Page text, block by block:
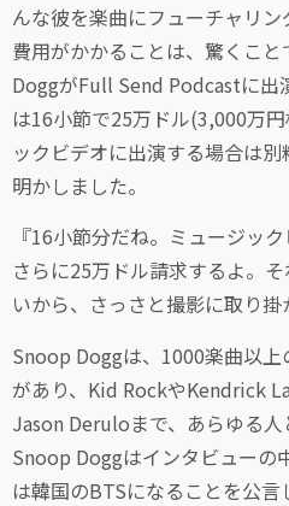
んな彼を楽曲にフューチャリ
費用がかかることは、驚くこ
DoggがFull Send Podcastに出
は16小節で25万ドル(3,000万
ックビデオに出演する場合は
明かしました。
『16小節分だね。ミュージッ
さらに25万ドル請求するよ。
いから、さっさと撮影に取り掛
Snoop Doggは、1000楽曲以
があり、Kid RockやKendrick
Jason Deruloまで、あらゆる人
Snoop Doggはインタビューの
は韓国のBTSになることを公